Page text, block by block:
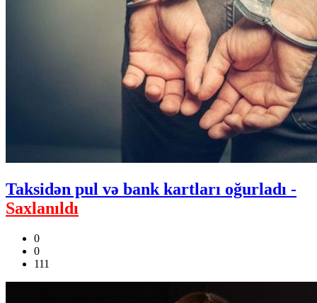
Taksidən pul və bank kartları oğurladı -
Saxlanıldı
0
0
111